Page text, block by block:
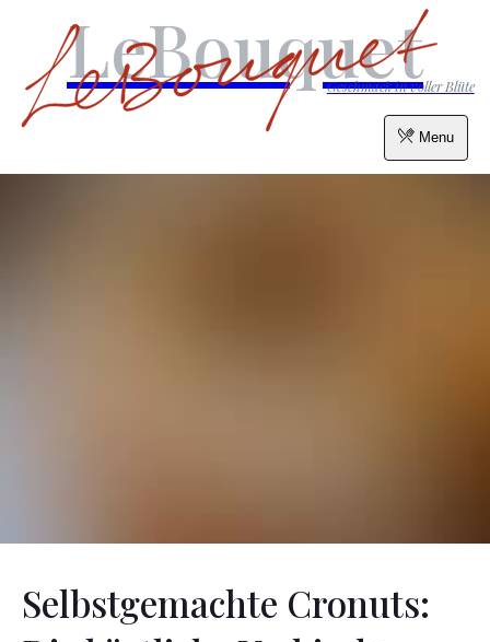
Menu
LeBouquet
Geschmack in voller Blüte
Selbstgemachte Cronuts: